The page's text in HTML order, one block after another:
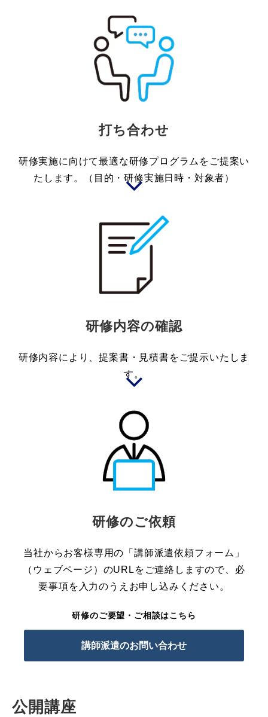
打ち合わせ
研修実施に向けて最適な研修プログラムをご提案い
たします。（目的・研修実施日時・対象者）
研修内容の確認
研修内容により、提案書・見積書をご提示いたしま
す。
研修のご依頼
当社からお客様専用の「講師派遣依頼フォーム」
（ウェブページ）のURLをご連絡しますので、必
要事項を入力のうえお申し込みください。
研修のご要望・ご相談はこちら
講師派遣のお問い合わせ
公開講座